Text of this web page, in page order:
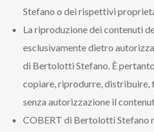
Stefano o dei rispettivi
La riproduzione dei contenuti
esclusivamente dietro
di Bertolotti Stefano. È
copiare, riprodurre,
senza autorizzazione il
COBERT di Bertolotti Stefano